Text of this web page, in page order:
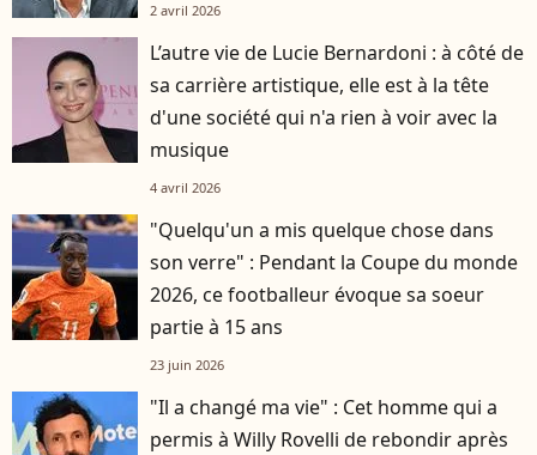
2 avril 2026
L’autre vie de Lucie Bernardoni : à côté de
sa carrière artistique, elle est à la tête
d'une société qui n'a rien à voir avec la
musique
4 avril 2026
"Quelqu'un a mis quelque chose dans
son verre" : Pendant la Coupe du monde
2026, ce footballeur évoque sa soeur
partie à 15 ans
23 juin 2026
"Il a changé ma vie" : Cet homme qui a
permis à Willy Rovelli de rebondir après